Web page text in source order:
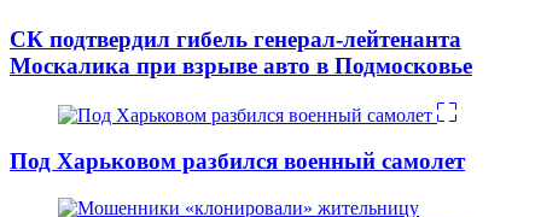
СК подтвердил гибель генерал-лейтенанта
Москалика при взрыве авто в Подмосковье
Под Харьковом разбился военный самолет